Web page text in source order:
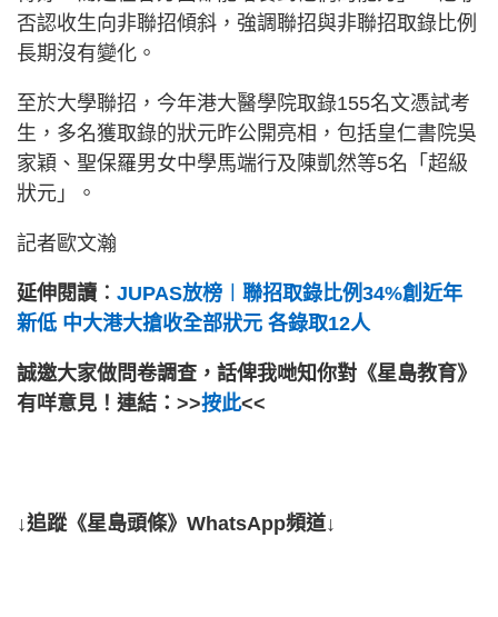
否認收生向非聯招傾斜，強調聯招與非聯招取錄比例
長期沒有變化。
至於大學聯招，今年港大醫學院取錄155名文憑試考
生，多名獲取錄的狀元昨公開亮相，包括皇仁書院吳
家穎、聖保羅男女中學馬端行及陳凱然等5名「超級
狀元」。
記者歐文瀚
延伸閱讀︰ JUPAS放榜︱聯招取錄比例34%創近年
新低 中大港大搶收全部狀元 各錄取12人
誠邀大家做問卷調查，話俾我哋知你對《星島教育》
有咩意見！連結：>>按此<<
↓追蹤《星島頭條》WhatsApp頻道↓